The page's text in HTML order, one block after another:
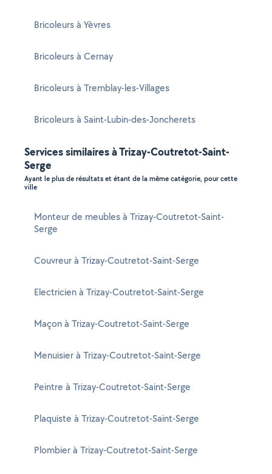
Bricoleurs à Yèvres
Bricoleurs à Cernay
Bricoleurs à Tremblay-les-Villages
Bricoleurs à Saint-Lubin-des-Joncherets
Services similaires à Trizay-Coutretot-Saint-
Serge
Ayant le plus de résultats et étant de la même catégorie, pour cette
ville
Monteur de meubles à Trizay-Coutretot-Saint-
Serge
Couvreur à Trizay-Coutretot-Saint-Serge
Electricien à Trizay-Coutretot-Saint-Serge
Maçon à Trizay-Coutretot-Saint-Serge
Menuisier à Trizay-Coutretot-Saint-Serge
Peintre à Trizay-Coutretot-Saint-Serge
Plaquiste à Trizay-Coutretot-Saint-Serge
Plombier à Trizay-Coutretot-Saint-Serge